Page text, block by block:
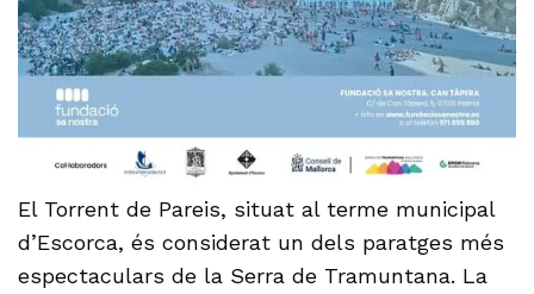
El Torrent de Pareis, situat al terme municipal
d’Escorca, és considerat un dels paratges més
espectaculars de la Serra de Tramuntana. La